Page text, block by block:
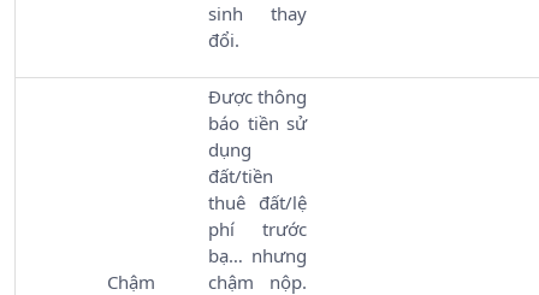
sinh thay
đổi.
Chậm
Được thông
báo tiền sử
dụng
đất/tiền
thuê đất/lệ
phí trước
bạ… nhưng
chậm nộp.